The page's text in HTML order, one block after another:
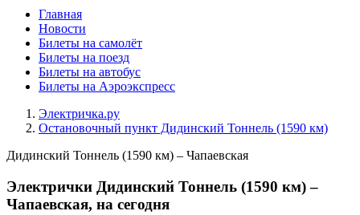
Главная
Новости
Билеты на самолёт
Билеты на поезд
Билеты на автобус
Билеты на Аэроэкспресс
Электричка.ру
Остановочный пункт Дидинский Тоннель (1590 км)
Дидинский Тоннель (1590 км) – Чапаевская
Электрички Дидинский Тоннель (1590 км) –
Чапаевская, на сегодня